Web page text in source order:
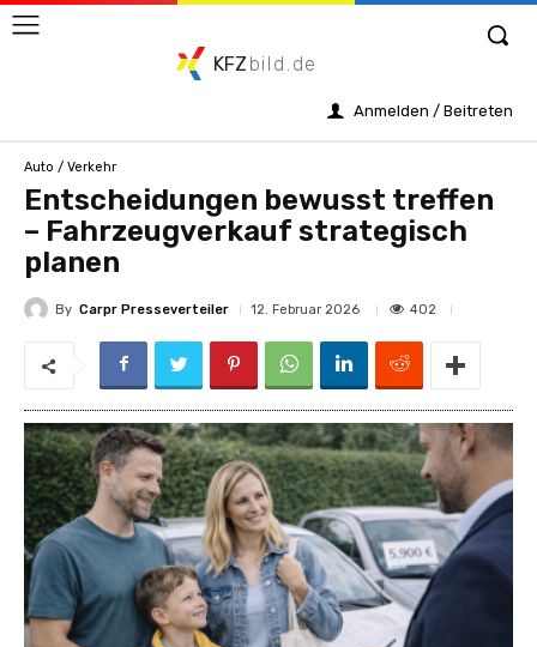
KFZ bild.de
Anmelden / Beitreten
Auto / Verkehr
Entscheidungen bewusst treffen
– Fahrzeugverkauf strategisch
planen
By Carpr Presseverteiler 12. Februar 2026 402